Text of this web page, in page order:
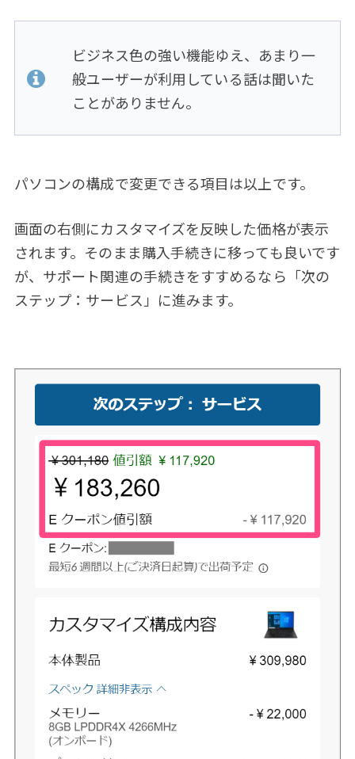
ビジネス色の強い機能ゆえ、あまり一
般ユーザーが利用している話は聞いた
ことがありません。
パソコンの構成で変更できる項目は以上です。
画面の右側にカスタマイズを反映した価格が表示
されます。そのまま購入手続きに移っても良いです
が、サポート関連の手続きをすすめるなら「次の
ステップ：サービス」に進みます。